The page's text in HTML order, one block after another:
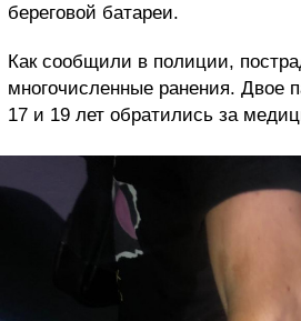
береговой батареи.
Как сообщили в полиции,
многочисленные ранения. Двое
17 и 19 лет обратились за